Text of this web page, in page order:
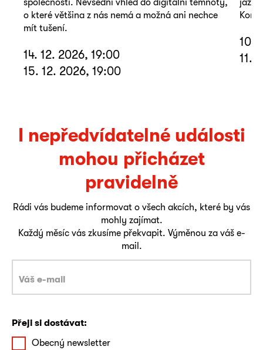
společnosti. Nevšední vhled do digitální temnoty,
o které většina z nás nemá a možná ani nechce
mít tušení.
14. 12. 2026, 19:00
15. 12. 2026, 19:00
10.
11.
I nepředvídatelné události
mohou přicházet
pravidelně
Rádi vás budeme informovat o všech akcích, které by vás
mohly zajímat.
Každý měsíc vás zkusíme překvapit. Výměnou za váš e-
mail.
Přeji si dostávat:
Obecný newsletter